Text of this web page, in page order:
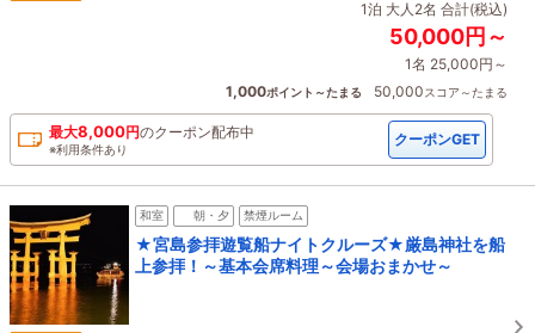
1泊 大人2名 合計(税込)
50,000円～
1名 25,000円～
1,000ポイント～たまる 50,000スコア～たまる
最大8,000円のクーポン配布中
※利用条件あり
クーポンGET
和室 朝・夕 禁煙ルーム
★宮島参拝遊覧船ナイトクルーズ★厳島神社を船
上参拝！～基本会席料理～会場おまかせ～